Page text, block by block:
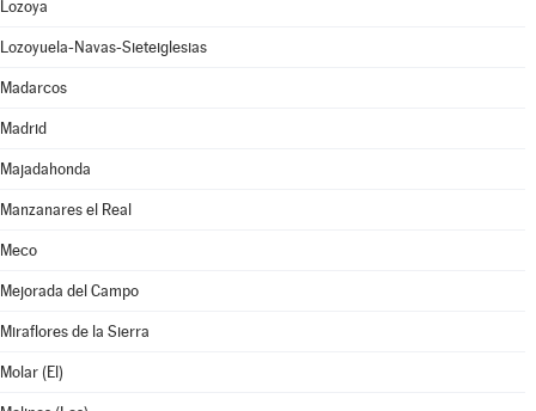
Lozoya
Lozoyuela-Navas-Sieteiglesias
Madarcos
Madrid
Majadahonda
Manzanares el Real
Meco
Mejorada del Campo
Miraflores de la Sierra
Molar (El)